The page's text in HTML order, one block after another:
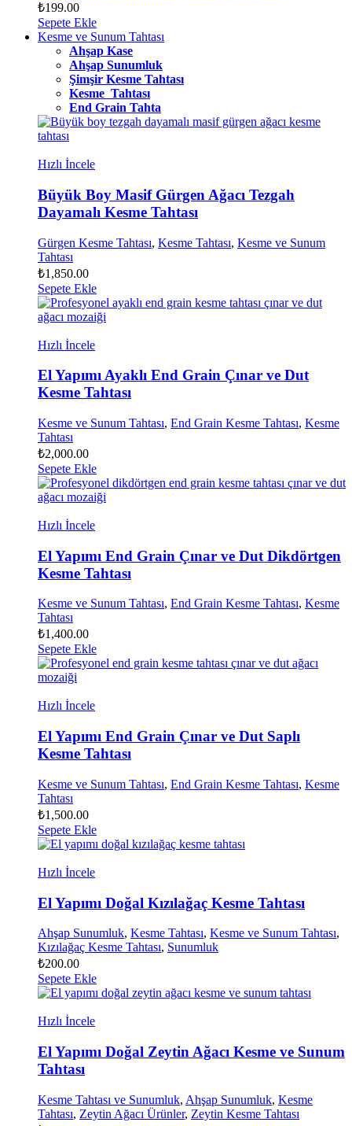
₺199.00
Sepete Ekle
Kesme ve Sunum Tahtası
Ahşap Kase
Ahşap Sunumluk
Şimşir Kesme Tahtası
Kesme Tahtası
End Grain Tahta
Hızlı İncele
Büyük Boy Masif Gürgen Ağacı Tezgah
Dayamalı Kesme Tahtası
Gürgen Kesme Tahtası, Kesme Tahtası, Kesme ve Sunum
Tahtası
₺1,850.00
Sepete Ekle
Hızlı İncele
El Yapımı Ayaklı End Grain Çınar ve Dut
Kesme Tahtası
Kesme ve Sunum Tahtası, End Grain Kesme Tahtası, Kesme
Tahtası
₺2,000.00
Sepete Ekle
Hızlı İncele
El Yapımı End Grain Çınar ve Dut Dikdörtgen
Kesme Tahtası
Kesme ve Sunum Tahtası, End Grain Kesme Tahtası, Kesme
Tahtası
₺1,400.00
Sepete Ekle
Hızlı İncele
El Yapımı End Grain Çınar ve Dut Saplı
Kesme Tahtası
Kesme ve Sunum Tahtası, End Grain Kesme Tahtası, Kesme
Tahtası
₺1,500.00
Sepete Ekle
Hızlı İncele
El Yapımı Doğal Kızılağaç Kesme Tahtası
Ahşap Sunumluk, Kesme Tahtası, Kesme ve Sunum Tahtası,
Kızılağaç Kesme Tahtası, Sunumluk
₺200.00
Sepete Ekle
Hızlı İncele
El Yapımı Doğal Zeytin Ağacı Kesme ve Sunum
Tahtası
Kesme Tahtası ve Sunumluk, Ahşap Sunumluk, Kesme
Tahtası, Zeytin Ağacı Ürünler, Zeytin Kesme Tahtası